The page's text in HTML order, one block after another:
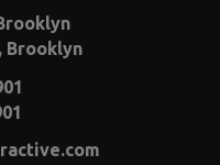
Brooklyn